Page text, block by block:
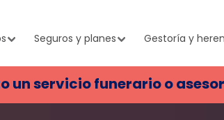
Seguros y planes Gestoría y
un servicio funerario o